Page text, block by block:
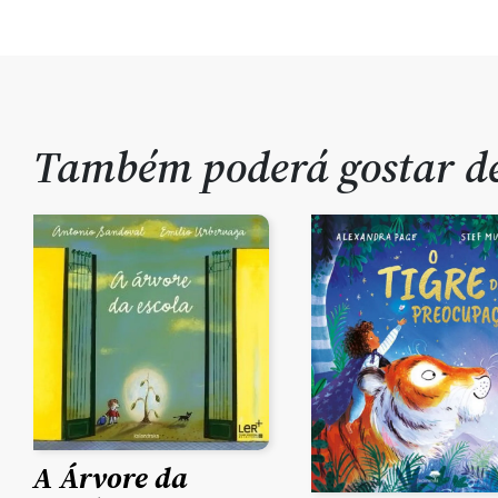
Também poderá gostar
A Árvore da